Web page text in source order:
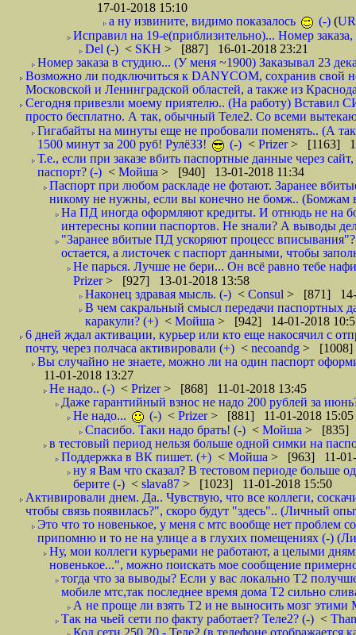
17-01-2018 15:10
а ну извините, видимо показалось
(-) (
Исправил на 19-е(приблизительно)... Номер
Del (-) < SKH > [887] 16-01-2018 23:21
Номер заказа в студию... (У меня ~1900) Заказывал 23
Возможно ли подключиться к DANYCOM, сохранив свой
Московской и Ленинградской областей, а также из
Сегодня привезли моему приятелю.. (На работу) Вставил
просто бесплатно. А так, обычный Теле2. Со всеми
Гигабайты на минуты еще не пробовали поменять.. (А
1500 минут за 200 руб! РулёЗЗ!
(-) < Prizer> [1163]
Т.е., если при заказе вбить паспортные данные через
паспорт? (-) < Мойша > [940] 13-01-2018 11:34
Паспорт при любом раскладе не фотают. Заранее
никому не нужны, если вы конечно не бомж.. (Бомжам
На ПД иногда оформляют кредиты. И отнюдь не на
интересны копии паспортов. Не знали? А выводы
"Заранее вбитые ПД ускоряют процесс
остается, а листочек с паспорт данными, чтобы
Не парься. Лучше не бери... Он всё равно тебе
Prizer> [927] 13-01-2018 13:58
Наконец здравая мысль. (-) < Consul > [871] 14-
В чем сакральный смысл передачи паспортных
каракули? (+) < Мойша > [942] 14-01-2018
6 дней ждал активации, курьер или кто еще накосячил с
почту, через полчаса активировали (+) < necoandg > [1008]
Вы случайно не знаете, можно ли на один паспорт
11-01-2018 13:27
Не надо.. (-) < Prizer> [868] 11-01-2018 13:45
Даже гарантийный взнос не надо 200 рублей за
Не надо...
(-) < Prizer> [881] 11-01-2018 15:05
Спасибо. Таки надо брать! (-) < Мойша > [835]
в тестовый период нельзя больше одной симки на
Поддержка в ВК пишет. (+) < Мойша > [963] 11-01-
ну я Вам что сказал? В тестовом периоде больше
берите (-) < slava87 > [1023] 11-01-2018 15:50
Активировали днем. Да.. Чувствую, что все коллеги,
чтобы связь появилась?", скоро будут "здесь".. (Личный
Это что то новенькое, у меня с мтс вообще нет проблем
припомню и то не на улице а в глухих помещениях (-)
Ну, мои коллеги курьерами не работают, а целыми
новенькое...", можно поискать мое сообщение
тогда что за выводы? Если у вас локально Т2
мобиле мтс,так последнее время дома Т2 сильно
А не проще ли взять Т2 и не выносить мозг
Так на чьей сети по факту работает? Теле2? (-) <
Код сети 250 20 - Теле2 (в телефоне отображается